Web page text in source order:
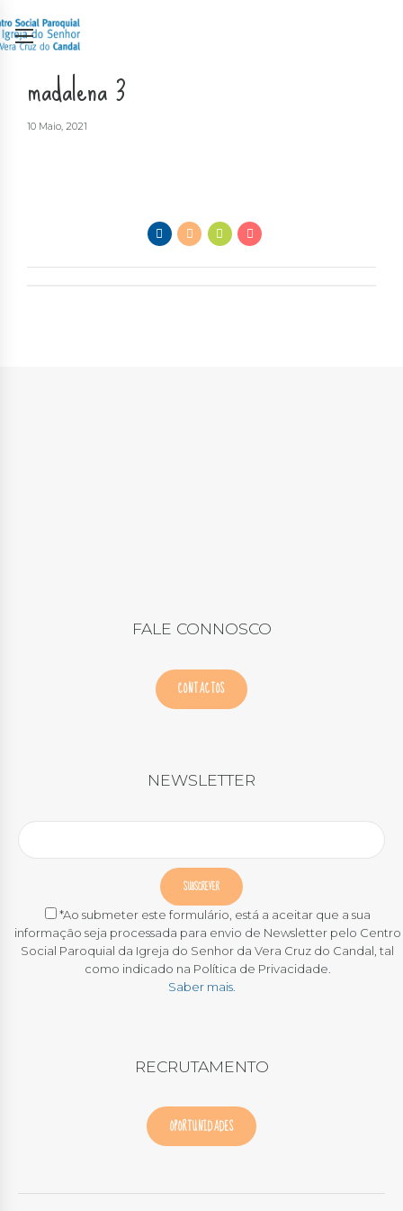
madalena 3
10 Maio, 2021
FALE CONNOSCO
CONTACTOS
NEWSLETTER
*Ao submeter este formulário, está a aceitar que a sua
informação seja processada para envio de Newsletter pelo Centro
Social Paroquial da Igreja do Senhor da Vera Cruz do Candal, tal
como indicado na Política de Privacidade.
Saber mais.
RECRUTAMENTO
OPORTUNIDADES